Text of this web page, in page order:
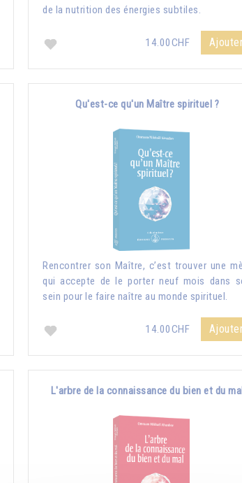
de la nutrition des énergies subtiles.
14.00CHF
Qu'est-ce qu'un Maître spirituel ?
Rencontrer son Maître, c’est trouver une
qui accepte de le porter neuf mois dans
sein pour le faire naître au monde spirituel.
14.00CHF
L'arbre de la connaissance du bien et du